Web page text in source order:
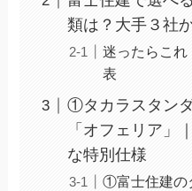
類は？大手３社
迷ったらこれ
表
①タカラスタン
「オフェリア」
な特別仕様
①富士住建の